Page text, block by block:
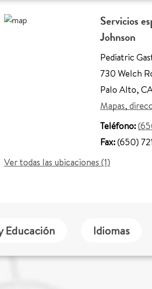
Servicios
Johnson
Pediatric
730 Welch
Palo Alto,
Mapas,
Teléfono:
Fax:(650)
Ver todas las ubicaciones (1)
Educación Idiomas